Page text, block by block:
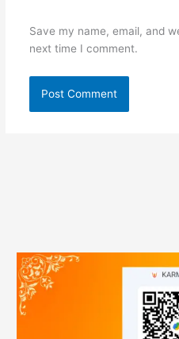
Save my name, email, and
next time I comment.